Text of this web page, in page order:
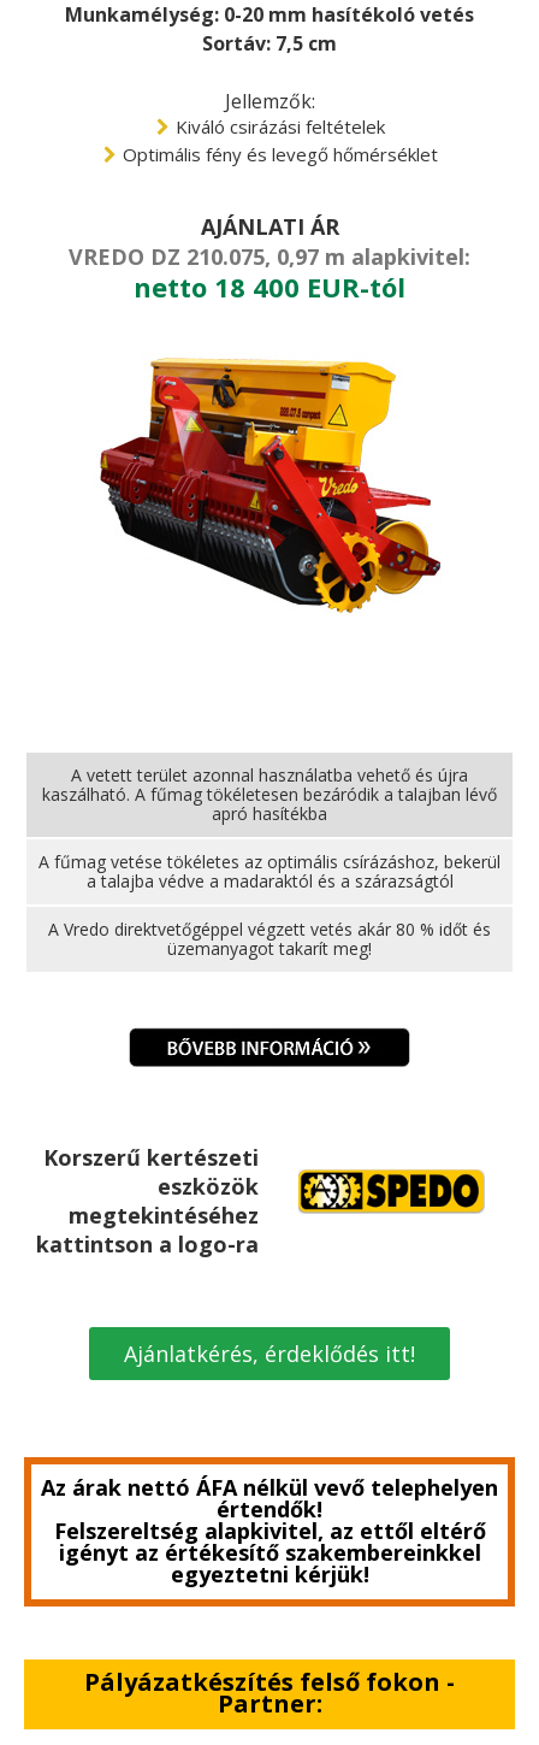
Munkamélység: 0-20 mm hasítékoló vetés
Sortáv: 7,5 cm
Jellemzők:
Kiváló csirázási feltételek
Optimális fény és levegő hőmérséklet
AJÁNLATI ÁR
VREDO DZ 210.075, 0,97 m alapkivitel:
netto 18 400 EUR-tól
A vetett terület azonnal használatba vehető és újra
kaszálható. A fűmag tökéletesen bezáródik a talajban lévő
apró hasítékba
A fűmag vetése tökéletes az optimális csírázáshoz, bekerül
a talajba védve a madaraktól és a szárazságtól
A Vredo direktvetőgéppel végzett vetés akár 80 % időt és
üzemanyagot takarít meg!
Korszerű kertészeti
eszközök
megtekintéséhez
kattintson a logo-ra
Ajánlatkérés, érdeklődés itt!
Az árak nettó ÁFA nélkül vevő telephelyen
értendők!
Felszereltség alapkivitel, az ettől eltérő
igényt az értékesítő szakembereinkkel
egyeztetni kérjük!
Pályázatkészítés felső fokon -
Partner: